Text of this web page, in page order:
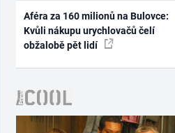
Aféra za 160 milionů na Bulovce:
Kvůli nákupu urychlovačů čelí
obžalobě pět lidí